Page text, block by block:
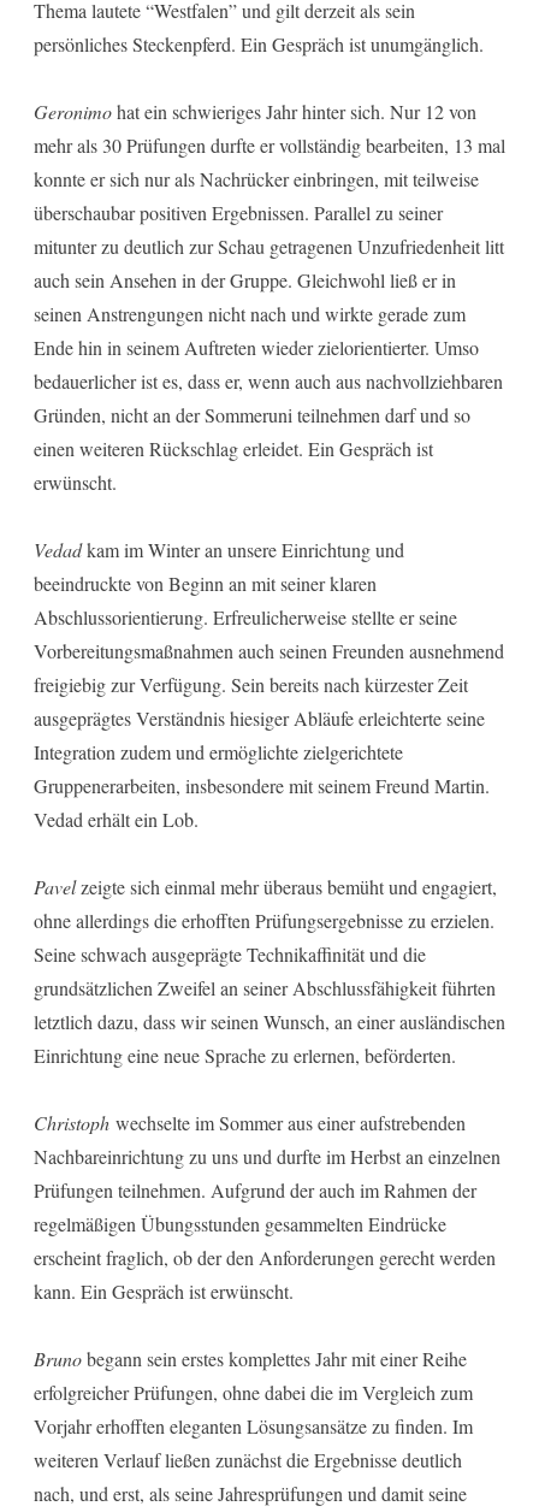
Thema lautete “Westfalen” und gilt derzeit als sein
persönliches Steckenpferd. Ein Gespräch ist unumgänglich.
Geronimohat ein schwieriges Jahr hinter sich. Nur 12 von
mehr als 30 Prüfungen durfte er vollständig bearbeiten, 13 mal
konnte er sich nur als Nachrücker einbringen, mit teilweise
überschaubar positiven Ergebnissen. Parallel zu seiner
mitunter zu deutlich zur Schau getragenen Unzufriedenheit litt
auch sein Ansehen in der Gruppe. Gleichwohl ließ er in
seinen Anstrengungen nicht nach und wirkte gerade zum
Ende hin in seinem Auftreten wieder zielorientierter. Umso
bedauerlicher ist es, dass er, wenn auch aus nachvollziehbaren
Gründen, nicht an der Sommeruni teilnehmen darf und so
einen weiteren Rückschlag erleidet. Ein Gespräch ist
erwünscht.
Vedadkam im Winter an unsere Einrichtung und
beeindruckte von Beginn an mit seiner klaren
Abschlussorientierung. Erfreulicherweise stellte er seine
Vorbereitungsmaßnahmen auch seinen Freunden ausnehmend
freigiebig zur Verfügung. Sein bereits nach kürzester Zeit
ausgeprägtes Verständnis hiesiger Abläufe erleichterte seine
Integration zudem und ermöglichte zielgerichtete
Gruppenerarbeiten, insbesondere mit seinem Freund Martin.
Vedad erhält ein Lob.
Pavelzeigte sich einmal mehr überaus bemüht und engagiert,
ohne allerdings die erhofften Prüfungsergebnisse zu erzielen.
Seine schwach ausgeprägte Technikaffinität und die
grundsätzlichen Zweifel an seiner Abschlussfähigkeit führten
letztlich dazu, dass wir seinen Wunsch, an einer ausländischen
Einrichtung eine neue Sprache zu erlernen, beförderten.
Christoph wechselte im Sommer aus einer aufstrebenden
Nachbareinrichtung zu uns und durfte im Herbst an einzelnen
Prüfungen teilnehmen. Aufgrund der auch im Rahmen der
regelmäßigen Übungsstunden gesammelten Eindrücke
erscheint fraglich, ob der den Anforderungen gerecht werden
kann. Ein Gespräch ist erwünscht.
Brunobegann sein erstes komplettes Jahr mit einer Reihe
erfolgreicher Prüfungen, ohne dabei die im Vergleich zum
Vorjahr erhofften eleganten Lösungsansätze zu finden. Im
weiteren Verlauf ließen zunächst die Ergebnisse deutlich
nach, und erst, als seine Jahresprüfungen und damit seine